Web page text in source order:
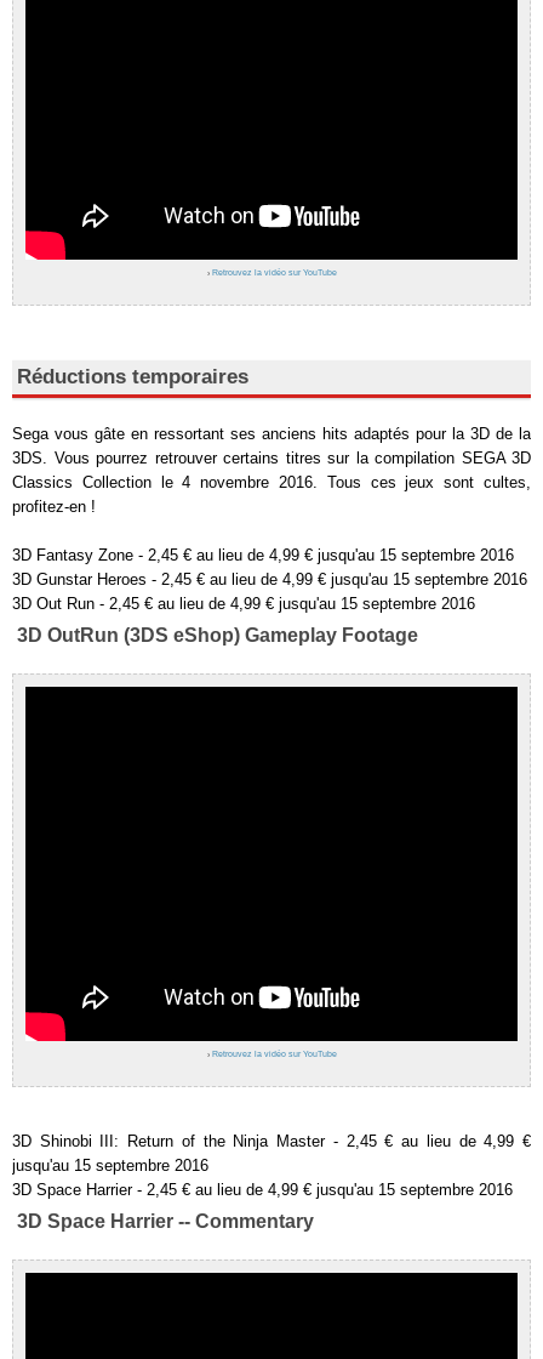
› Retrouvez la vidéo sur YouTube
Réductions temporaires
Sega vous gâte en ressortant ses anciens hits adaptés pour la 3D de la
3DS. Vous pourrez retrouver certains titres sur la compilation SEGA 3D
Classics Collection le 4 novembre 2016. Tous ces jeux sont cultes,
profitez-en !
3D Fantasy Zone - 2,45 € au lieu de 4,99 € jusqu'au 15 septembre 2016
3D Gunstar Heroes - 2,45 € au lieu de 4,99 € jusqu'au 15 septembre 2016
3D Out Run - 2,45 € au lieu de 4,99 € jusqu'au 15 septembre 2016
3D OutRun (3DS eShop) Gameplay Footage
› Retrouvez la vidéo sur YouTube
3D Shinobi III: Return of the Ninja Master - 2,45 € au lieu de 4,99 €
jusqu'au 15 septembre 2016
3D Space Harrier - 2,45 € au lieu de 4,99 € jusqu'au 15 septembre 2016
3D Space Harrier -- Commentary